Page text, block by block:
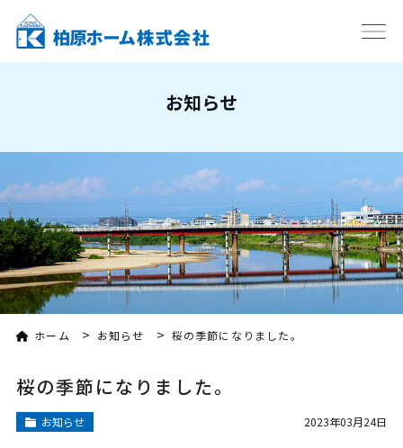
お知らせ
ホーム > お知らせ > 桜の季節になりました。
桜の季節になりました。
お知らせ 2023年03月24日